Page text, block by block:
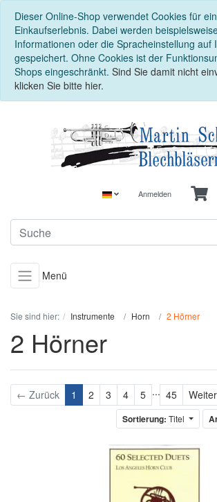
Dieser Online-Shop verwendet Cookies für
Einkaufserlebnis. Dabei werden
Informationen oder die Spracheinstellung auf
gespeichert. Ohne Cookies ist der
Shops eingeschränkt. Sind Sie damit nicht
klicken Sie bitte hier.
Anmelden
Menü
Sie sind hier: Instrumente Horn 2 Hörner
2 Hörner
← Zurück 1 2 3 4 5 ... 45
Sortierung: Titel